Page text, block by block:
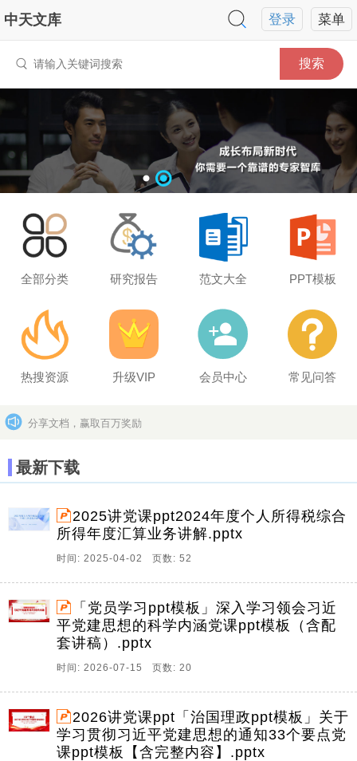
菜单
登录
中天文库
搜索
全部分类 研究报告 范文大全 PPT模板
热搜资源 升级VIP 会员中心 常见问答
分享文档，赢取百万奖励
最新下载
2025讲党课ppt2024年度个人所得税综合
所得年度汇算业务讲解.pptx
时间: 2025-04-02 页数: 52
「党员学习ppt模板」深入学习领会习近
平党建思想的科学内涵党课ppt模板（含配
套讲稿）.pptx
时间: 2026-07-15 页数: 20
2026讲党课ppt「治国理政ppt模板」关于
学习贯彻习近平党建思想的通知33个要点党
课ppt模板【含完整内容】.pptx